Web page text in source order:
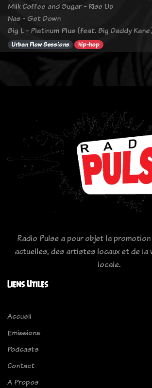
Milk Coffee and Sugar - Rise Up
Nas - Get Down
Big L - Platinum Plus (feat. Big Daddy
Urban Flow Sessions hip-hop
Radio Pulse a pour objet la
actuelles, des artistes locaux et de la
locale.
Liens Utiles
Accueil
Emissions
Podcasts
Contact
A Propos